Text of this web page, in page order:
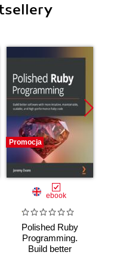
Promocja
ebook
Polished Ruby
Programming.
Build better